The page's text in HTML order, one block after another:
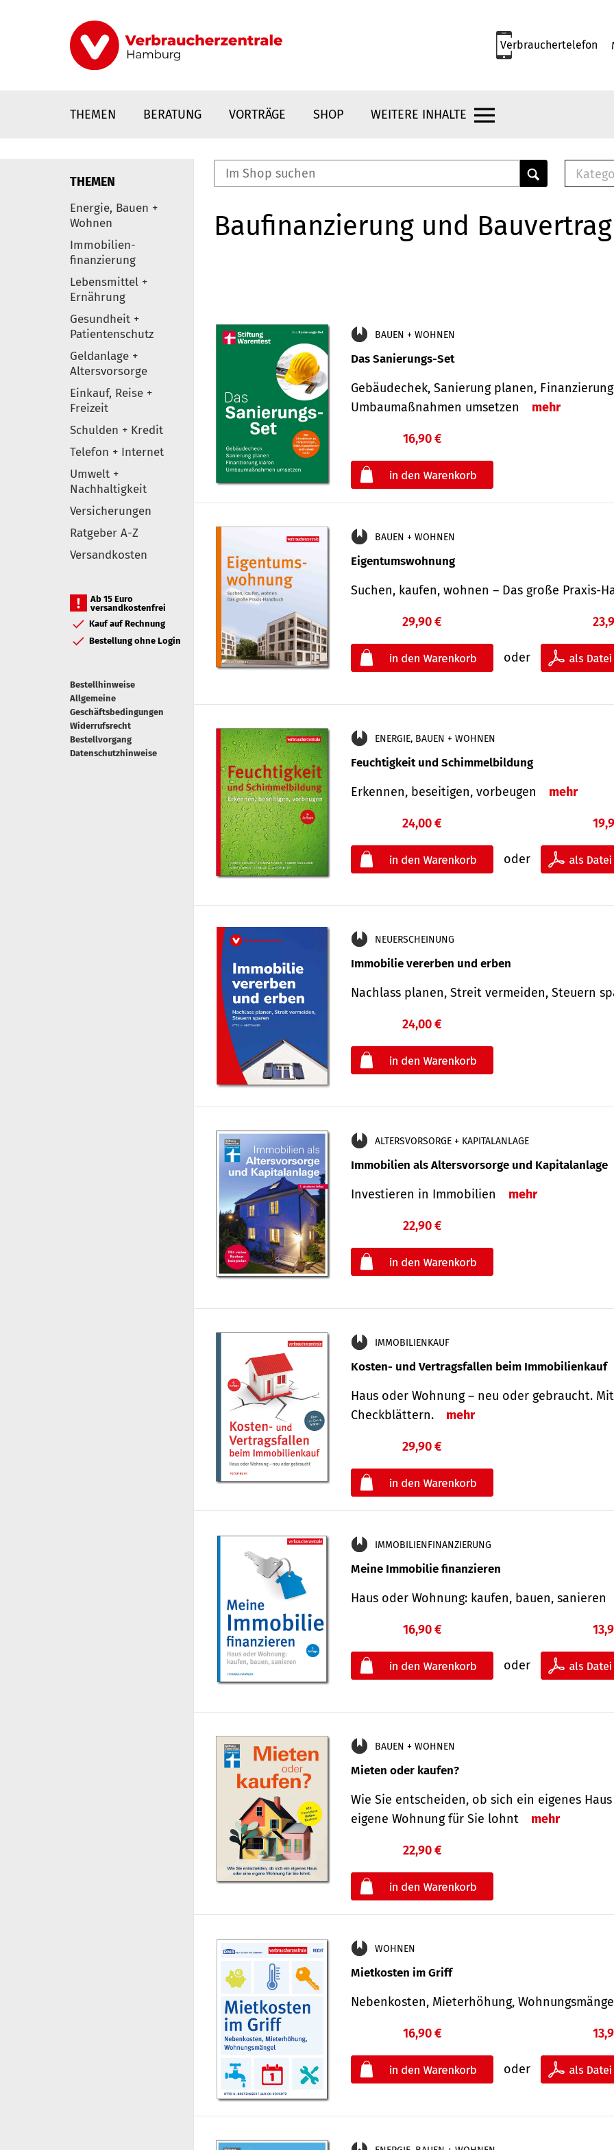
Verbrauchertelefon
THEMEN BERATUNG VORTRÄGE SHOP WEITERE INHALTE
Elemente
THEMEN
Energie, Bauen +
Wohnen
Immobilien-
finanzierung
Lebensmittel +
Ernährung
Gesundheit +
Patientenschutz
Geldanlage +
Altersvorsorge
Einkauf, Reise +
Freizeit
Schulden + Kredit
Telefon + Internet
Umwelt +
Nachhaltigkeit
Versicherungen
Ratgeber A-Z
Versandkosten
Ab 15 Euro
versandkostenfrei
Kauf auf Rechnung
Bestellung ohne Login
Bestellhinweise
Allgemeine
Geschäftsbedingungen
Widerrufsrecht
Bestellvorgang
Datenschutzhinweise
E-
Baufinanzierung und Bauvertrag
BAUEN + WOHNEN
Das Sanierungs-Set
Gebäudechek, Sanierung planen,
Umbaumaßnahmen umsetzen
mehr
16,90 €
BAUEN + WOHNEN
Eigentumswohnung
Suchen, kaufen, wohnen – Das große Praxis-
29,90 €
oder
ENERGIE, BAUEN + WOHNEN
Feuchtigkeit und Schimmelbildung
Erkennen, beseitigen, vorbeugen mehr
24,00 €
oder
NEUERSCHEINUNG
Immobilie vererben und erben
Nachlass planen, Streit vermeiden, Steuern
24,00 €
ALTERSVORSORGE + KAPITALANLAGE
Immobilien als Altersvorsorge und Kapitalanlage
Investieren in Immobilien mehr
22,90 €
IMMOBILIENKAUF
Kosten- und Vertragsfallen beim Immobilienkauf
Haus oder Wohnung – neu oder gebraucht.
Check­blättern.
mehr
29,90 €
IMMOBILIENFINANZIERUNG
Meine Immobilie finanzieren
Haus oder Wohnung: kaufen, bauen, sanieren
16,90 €
oder
BAUEN + WOHNEN
Mieten oder kaufen?
Wie Sie entscheiden, ob sich ein eigenes
eigene Wohnung für Sie lohnt
mehr
22,90 €
WOHNEN
Mietkosten im Griff
Nebenkosten, Mieterhöhung,
16,90 €
oder